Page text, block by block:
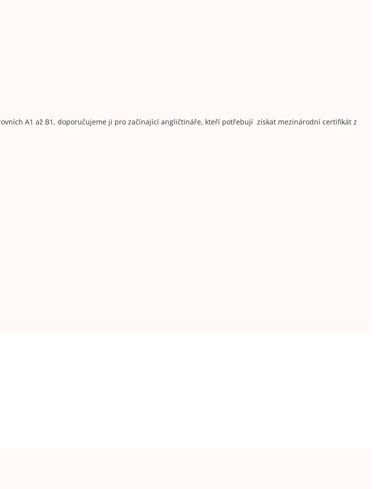
A1 až B1, doporučujeme ji pro začínající angličtináře, kteří potřebují získat mezinárodní certifikát z